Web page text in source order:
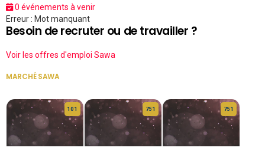
0 événements à venir
Erreur : Mot manquant
Besoin de recruter ou de travailler ?
Voir les offres d'emploi Sawa
MARCHÉ SAWA
10 1 75 1 75 1